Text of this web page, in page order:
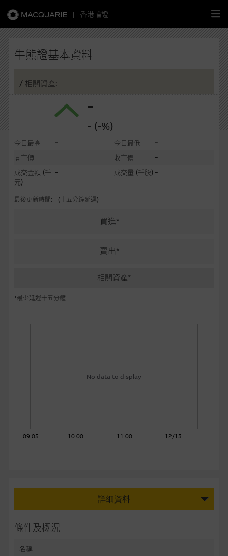
| 香港輪證
牛熊證
選股攻略
中資股票專頁
牛熊證基本資料
/ 相關資產:
-
- (-%)
今日最高 - 今日最低 -
開市價 收市價 -
成交金額 (千
元)
- 成交量 (千股) -
最後更新時間: - (十五分鐘延遲)
買進*
賣出*
相關資產*
*最少延遲十五分鐘
No data to display
09:05 10:00 11:00 12/13
詳細資料
條件及概況
名稱